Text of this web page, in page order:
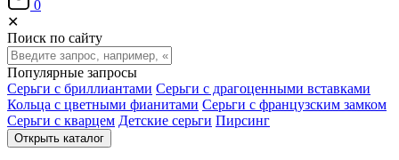
0
✕
Поиск по сайту
Популярные запросы
Серьги с бриллиантами Серьги с драгоценными вставками
Кольца с цветными фианитами Серьги с французским замком
Серьги с кварцем Детские серьги Пирсинг
Открыть каталог